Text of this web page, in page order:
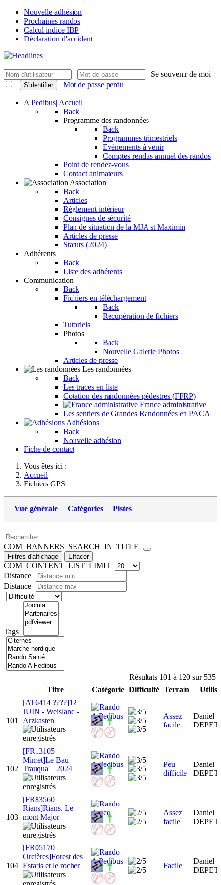
Nouvelle adhésion
Prochaines randos
Calcul indice IBP
Déclaration d'accident
Se souvenir de moi
S'identifier Mot de passe perdu
A Pedibus||Accueil
Back
Programme des randonnées
Back
Programmes trimestriels
Evènements à venir
Comptes rendus annuel des randos
Point de rendez-vous
Contact animateurs
Association
Back
Articles
Règlement intérieur
Consignes de sécurité
Plan de situation de la MJA st Maximin
Articles de presse
Statuts (2024)
Adhérents
Back
Liste des adhérents
Communication
Back
Fichiers en téléchargement
Back
Récupération de fichiers
Tutoriels
Photos
Back
Nouvelle Galerie Photos
Articles de presse
Les randonnées
Back
Les traces en liste
Cotation des randonnées pédestres (FFRP)
France administrative
Les sentiers de Grandes Randonnées en PACA
Adhésions
Back
Nouvelle adhésion
Fiche de contact
Vous êtes ici :
Accueil
Fichiers GPS
Vue générale Catégories Pistes
COM_BANNERS_SEARCH_IN_TITLE
Filtres d'affichage Effacer
COM_CONTENT_LIST_LIMIT
Distance
Distance
Tags
Résultats 101 à 120 sur 535
Titre
Catégorie Difficulté Terrain
101
[AT6414 ????]12
JUIN - Weisland -
Arzkasten
Assez
facile
Daniel
102
[FR13105
Mimet]Le Bau
Trauqua _ 2024
Peu
difficile
Daniel
103
[FR83560
Rians]Rians. Le
mont Major
Assez
facile
Daniel
104
[FR05170
Orcières]Forest des
Estaris et le rocher
Facile
Daniel